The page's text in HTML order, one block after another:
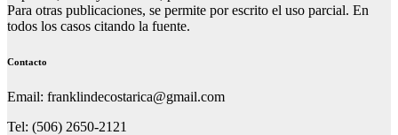
Para otras publicaciones, se permite por escrito el uso parcial. En
todos los casos citando la fuente.
Contacto
Email: franklindecostarica@gmail.com
Tel: (506) 2650-2121